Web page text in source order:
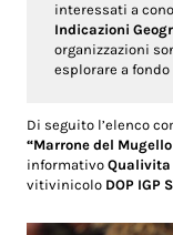
interessati a
Indicazioni
organizzazioni
esplorare a fondo
Di seguito l’elenco
“Marrone del
informativoQualivita
vitivinicolo DOP IGP